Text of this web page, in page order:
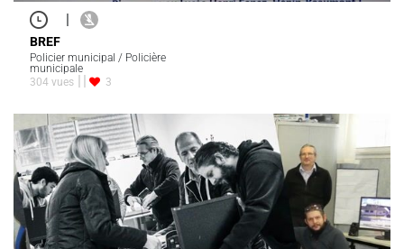
|
BREF
Policier municipal / Policière
municipale
304 vues
3